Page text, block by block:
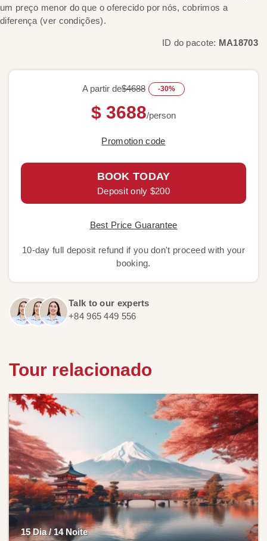
um preço menor do que o oferecido por nós, cobrimos a
diferença (ver condições).
ID do pacote: MA18703
A partir de$4688 -30%
$ 3688/person
Promotion code
BOOK TODAY
Deposit only $200
Best Price Guarantee
10-day full deposit refund if you don't proceed with your
booking.
Talk to our experts
+84 965 449 556
Tour relacionado
15 Dia / 14 Noite